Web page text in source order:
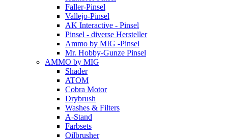
Faller-Pinsel
Vallejo-Pinsel
AK Interactive - Pinsel
Pinsel - diverse Hersteller
Ammo by MIG -Pinsel
Mr. Hobby-Gunze Pinsel
AMMO by MIG
Shader
ATOM
Cobra Motor
Drybrush
Washes & Filters
A-Stand
Farbsets
Oilbrusher